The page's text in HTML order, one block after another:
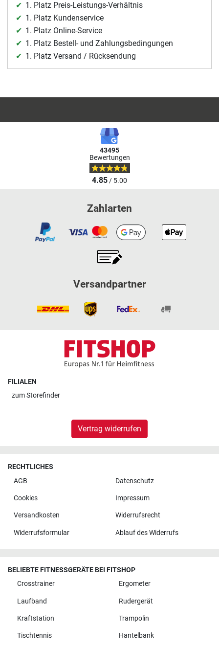
1. Platz Preis-Leistungs-Verhältnis
1. Platz Kundenservice
1. Platz Online-Service
1. Platz Bestell- und Zahlungsbedingungen
1. Platz Versand / Rücksendung
43495
Bewertungen
4.85/ 5.00
Zahlarten
Versandpartner
FILIALEN
zumStorefinder
Vertrag widerrufen
RECHTLICHES
AGB
Datenschutz
Cookies Impressum
Versandkosten Widerrufsrecht
Widerrufsformular Ablauf des Widerrufs
BELIEBTE FITNESSGERÄTE BEI FITSHOP
Crosstrainer
Ergometer
Laufband Rudergerät
Kraftstation Trampolin
Tischtennis Hantelbank